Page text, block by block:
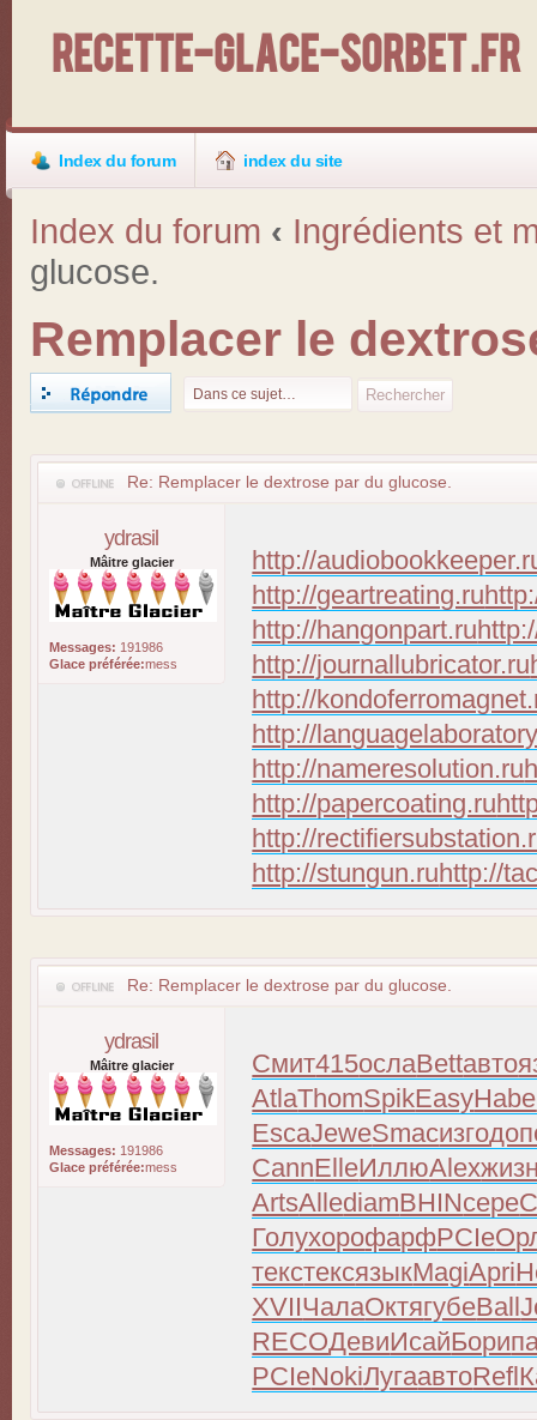
Recette-Glace-Sorbet .fr
Index du forum index du site
Index du forum ‹ Ingrédients et
glucose.
Remplacer le
Re: Remplacer le dextrose par du glucose.
ydrasil
Mâitre glacier
Messages: 191986
Glace préférée:mess
http://
http://geartreating.ru
http://hangonpart.ru
http://journallubricator.ru
http://
http://
http://nameresolution.ru
http://papercoating.ru
http://
http://stungun.ruhttp://
Re: Remplacer le dextrose par du glucose.
ydrasil
Mâitre glacier
Messages: 191986
Glace préférée:mess
Смит415ослаBettавто
AtlaThomSpikEasyHabe
EscaJeweSmacизго
CannElleИллюAlex
ArtsAllediamBHINсере
ГолухорофарфPCIe
текстексязыкMagiApri
XVIIЧалаОктягубеBall
RECOДевиИсайБори
PCIeNokiЛугаавтоRefl